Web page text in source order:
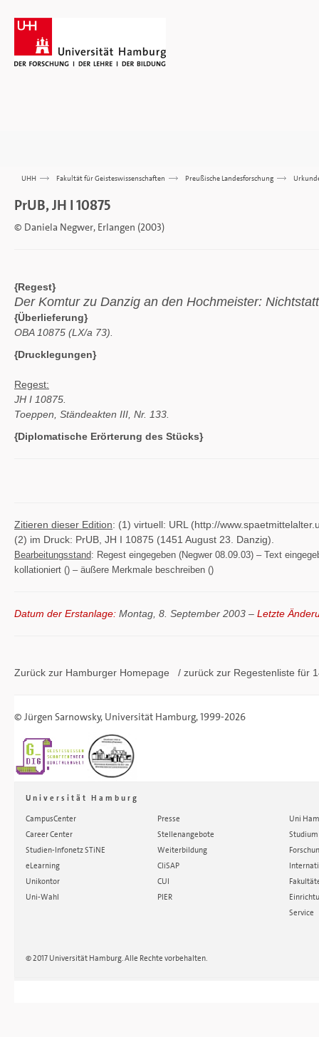
UHH >>> Fakultät für Geisteswissenschaften >>> Preußische Landesforschung >>>
PrUB, JH I 10875
© Daniela Negwer, Erlangen (2003)
{Regest}
Der Komtur zu Danzig an den Hochmeister:
{Überlieferung}
OBA 10875 (LX/a 73).
{Drucklegungen}
Regest:
JH I 10875.
Toeppen, Ständeakten III, Nr. 133.
{Diplomatische Erörterung des Stücks}
Zitieren dieser Edition: (1) virtuell: URL (http://
(2) im Druck: PrUB, JH I 10875 (1451 August 23. Danzig).
Bearbeitungsstand: Regest eingegeben (Negwer 08.09.03) – Text
kollationiert () – äußere Merkmale beschreiben ()
Datum der Erstanlage: Montag, 8. September 2003 – Letzte
Zurück zur Hamburger Homepage / zurück zur Regestenliste für
© Jürgen Sarnowsky, Universität Hamburg, 1999-2026